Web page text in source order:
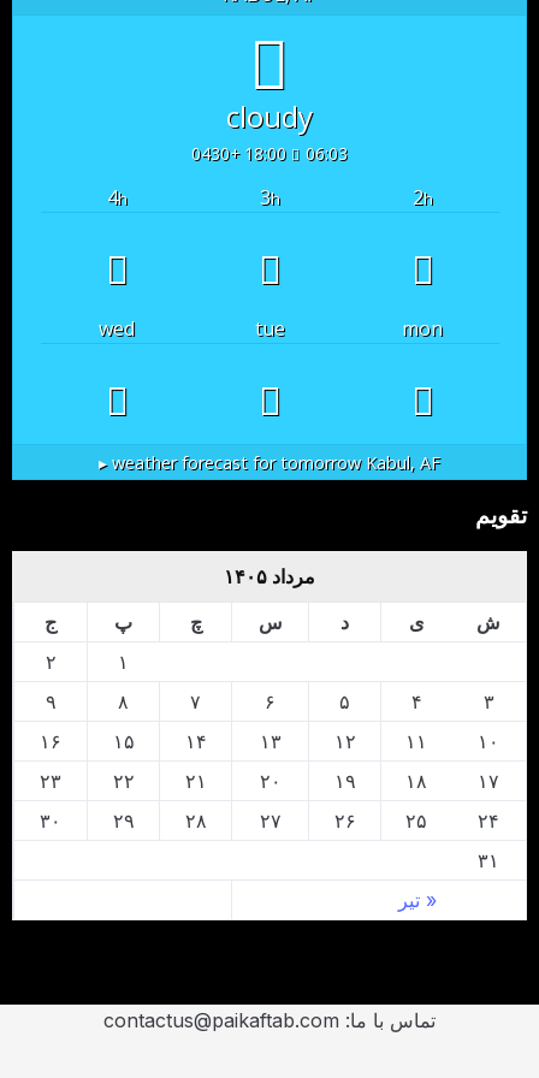
cloudy
06:03
18:00 +0430
2h
3h
4h
mon
tue
wed
Kabul, AF
weather forecast for tomorrow ▸
تقویم
مرداد ۱۴۰۵
ش
ی د س چ پ ج
« تیر
۱
۲
۳
۴ ۵ ۶ ۷ ۸
۹
۱۰
۱۱ ۱۲ ۱۳ ۱۴ ۱۵
۱۶
۱۷
۱۸ ۱۹ ۲۰ ۲۱ ۲۲
۲۳
۲۴
۲۵ ۲۶ ۲۷ ۲۸ ۲۹
۳۰
۳۱
تماس با ما: contactus@paikaftab.com